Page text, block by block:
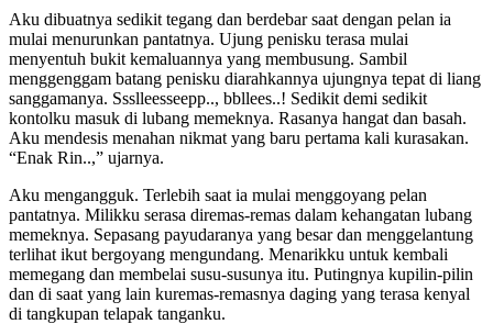
Aku dibuatnya sedikit tegang dan berdebar saat dengan pelan ia
mulai menurunkan pantatnya. Ujung penisku terasa mulai
menyentuh bukit kemaluannya yang membusung. Sambil
menggenggam batang penisku diarahkannya ujungnya tepat di liang
sanggamanya. Ssslleesseepp.., bbllees..! Sedikit demi sedikit
kontolku masuk di lubang memeknya. Rasanya hangat dan basah.
Aku mendesis menahan nikmat yang baru pertama kali kurasakan.
“Enak Rin..,” ujarnya.
Aku mengangguk. Terlebih saat ia mulai menggoyang pelan
pantatnya. Milikku serasa diremas-remas dalam kehangatan lubang
memeknya. Sepasang payudaranya yang besar dan menggelantung
terlihat ikut bergoyang mengundang. Menarikku untuk kembali
memegang dan membelai susu-susunya itu. Putingnya kupilin-pilin
dan di saat yang lain kuremas-remasnya daging yang terasa kenyal
di tangkupan telapak tanganku.